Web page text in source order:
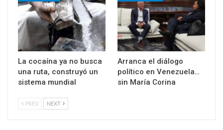
La cocaína ya no busca
una ruta, construyó un
sistema mundial
Arranca el diálogo
político en Venezuela…
sin María Corina
PREV NEXT